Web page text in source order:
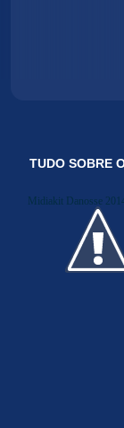
TUDO SOBRE
Midiakit Danosse